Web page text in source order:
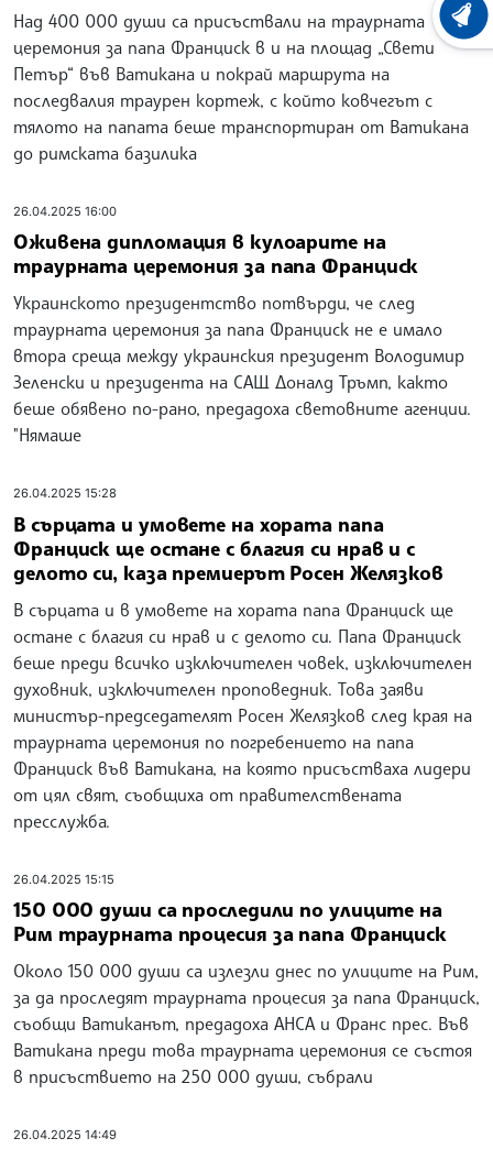
Над 400 000 души са присъствали на траурната
церемония за папа Франциск в и на площад „Свети
Петър“ във Ватикана и покрай маршрута на
последвалия траурен кортеж, с който ковчегът с
тялото на папата беше транспортиран от Ватикана
до римската базилика
26.04.2025 16:00
Оживена дипломация в кулоарите на
траурната церемония за папа Франциск
Украинското президентство потвърди, че след
траурната церемония за папа Франциск не е имало
втора среща между украинския президент Володимир
Зеленски и президента на САЩ Доналд Тръмп, както
беше обявено по-рано, предадоха световните агенции.
"Нямаше
26.04.2025 15:28
В сърцата и умовете на хората папа
Франциск ще остане с благия си нрав и с
делото си, каза премиерът Росен Желязков
В сърцата и в умовете на хората папа Франциск ще
остане с благия си нрав и с делото си. Папа Франциск
беше преди всичко изключителен човек, изключителен
духовник, изключителен проповедник. Това заяви
министър-председателят Росен Желязков след края на
траурната церемония по погребението на папа
Франциск във Ватикана, на която присъстваха лидери
от цял свят, съобщиха от правителствената
пресслужба.
26.04.2025 15:15
150 000 души са проследили по улиците на
Рим траурната процесия за папа Франциск
Около 150 000 души са излезли днес по улиците на Рим,
за да проследят траурната процесия за папа Франциск,
съобщи Ватиканът, предадоха АНСА и Франс прес. Във
Ватикана преди това траурната церемония се състоя
в присъствието на 250 000 души, събрали
26.04.2025 14:49